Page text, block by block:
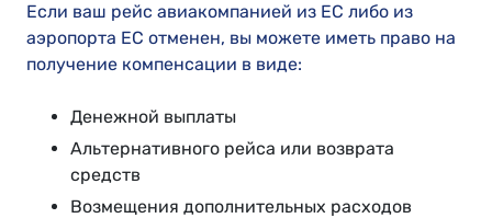
Если ваш рейс авиакомпанией из ЕС либо из
аэропорта ЕС отменен, вы можете иметь право на
получение компенсации в виде:
Денежной выплаты
Альтернативного рейса или возврата
средств
Возмещения дополнительных расходов